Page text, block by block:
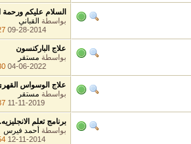
السلام عليكم ورحمة الله...
بواسطةالقباني
09-28-2014
02:27 PM
علاج الباركنسون
بواسطةمستقر
04-06-2022
05:30 AM
علاج الوسواس القهري
بواسطةمستقر
11-11-2019
01:37 AM
برنامج تعلم الانجليزيه...
بواسطةأحمد فيرس
12-11-2014
06:54 PM